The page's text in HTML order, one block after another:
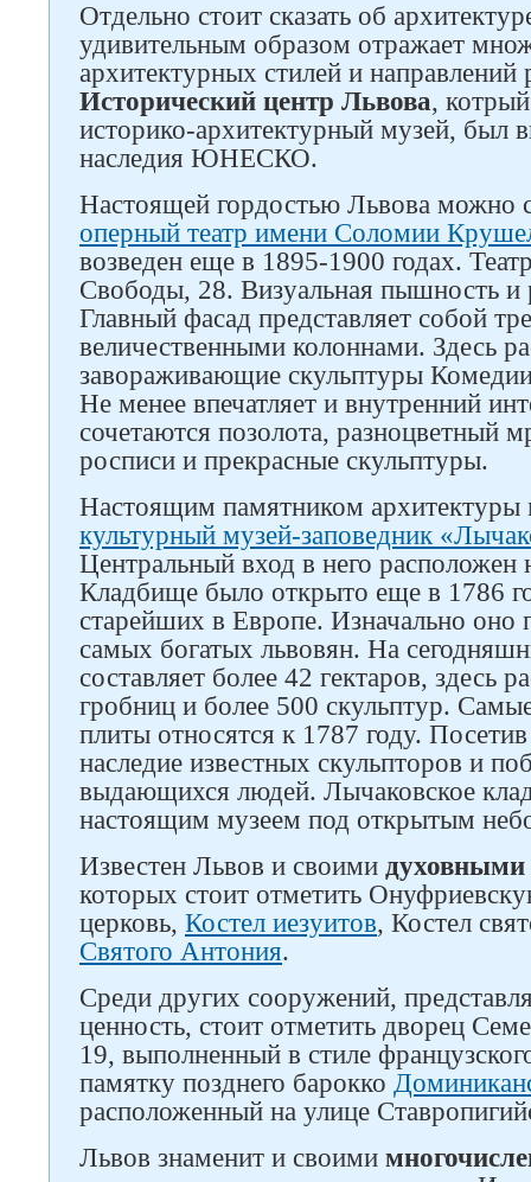
Отдельно стоит сказать об
удивительным образом отражает
архитектурных стилей и
Исторический центр Львова,
историко-архитектурный музей, был
наследия ЮНЕСКО.
Настоящей гордостью Львова можно
оперный театр имени Соломии
возведен еще в 1895-1900 годах.
Свободы, 28. Визуальная пышность и
Главный фасад представляет собой
величественными колоннами. Здесь
завораживающие скульптуры
Не менее впечатляет и внутренний
сочетаются позолота, разноцветный
росписи и прекрасные скульптуры.
Настоящим памятником архитектуры
культурный музей-заповедник
Центральный вход в него
Кладбище было открыто еще в 1786
старейших в Европе. Изначально оно
самых богатых львовян. На
составляет более 42 гектаров, здесь
гробниц и более 500 скульптур.
плиты относятся к 1787 году.
наследие известных скульпторов и
выдающихся людей. Лычаковское
настоящим музеем под открытым
Известен Львов и своими
которых стоит отметить
церковь, Костел иезуитов, Костел
Святого Антония.
Среди других сооружений,
ценность, стоит отметить дворец
19, выполненный в стиле
памятку позднего барокко
расположенный на улице
Львов знаменит и своими
Следите за нами в соцсетях